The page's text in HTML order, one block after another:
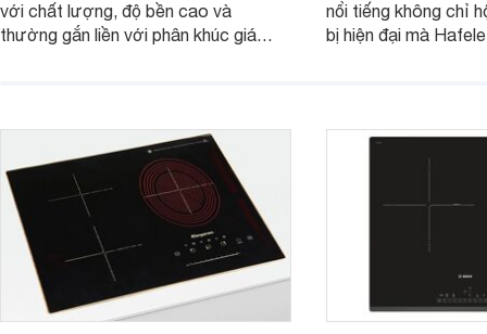
với chất lượng, độ bền cao và
thường gắn liền với phân khúc giá
đơn vị phân phối với mức giá khá dễ
tiếp cận, thu hút sự quan tâm của
nhiều người tiêu dùng.
nổi tiếng không chỉ
bị hiện đại mà
gia đình.